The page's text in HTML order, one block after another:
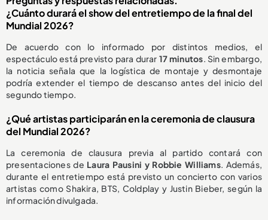
¿Cuánto durará el show del entretiempo de la final del
Mundial 2026?
De acuerdo con lo informado por distintos medios, el
espectáculo está previsto para durar 17 minutos. Sin embargo,
la noticia señala que la logística de montaje y desmontaje
podría extender el tiempo de descanso antes del inicio del
segundo tiempo.
¿Qué artistas participarán en la ceremonia de clausura
del Mundial 2026?
La ceremonia de clausura previa al partido contará con
presentaciones de Laura Pausini y Robbie Williams. Además,
durante el entretiempo está previsto un concierto con varios
artistas como Shakira, BTS, Coldplay y Justin Bieber, según la
información divulgada.